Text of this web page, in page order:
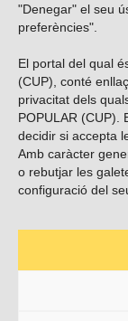
"Denegar" el seu
preferències".
El portal del qual
(CUP), conté
privacitat dels
POPULAR (CUP).
decidir si accepta
Amb caràcter
o rebutjar les
configuració del
Vols